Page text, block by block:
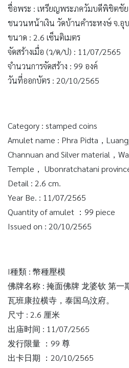
ชื่อพระ : เหรียญพระภควัมบดีพิชิตชั
ชนวนหน้าเงิน วัดบ้านคำระหงษ์ จ.อุ
ขนาด : 2.6 เซ็นติเมตร
จัดสร้างเมื่อ (ว/ด/ป) : 11/07/2565
จำนวนการจัดสร้าง : 99 องค์
วันที่ออกบัตร : 20/10/2565
Category : stamped coins
Amulet name : Phra Pidta，
Channuan and Silver material，
Temple， Ubonratchatani
Detail : 2.6 cm.
Year Be. : 11/07/2565
Quantity of amulet ：99 piece
Issued on : 20/10/2565
I種類 : 幣種壓模
佛牌名称 : 掩面佛牌 龙婆钦 第一
瓦班康拉横寺，泰国乌汶府。
尺寸 : 2.6 厘米
出庙时间 : 11/07/2565
发行限量 ：99 尊
出卡日期 ：20/10/2565